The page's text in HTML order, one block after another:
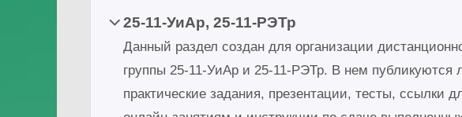
25-11-УиАр, 25-11-РЭТр
Данный раздел создан для организации
группы 25-11-УиАр и 25-11-РЭТр. В нем публикуются
практические задания, презентации, тесты, ссылки